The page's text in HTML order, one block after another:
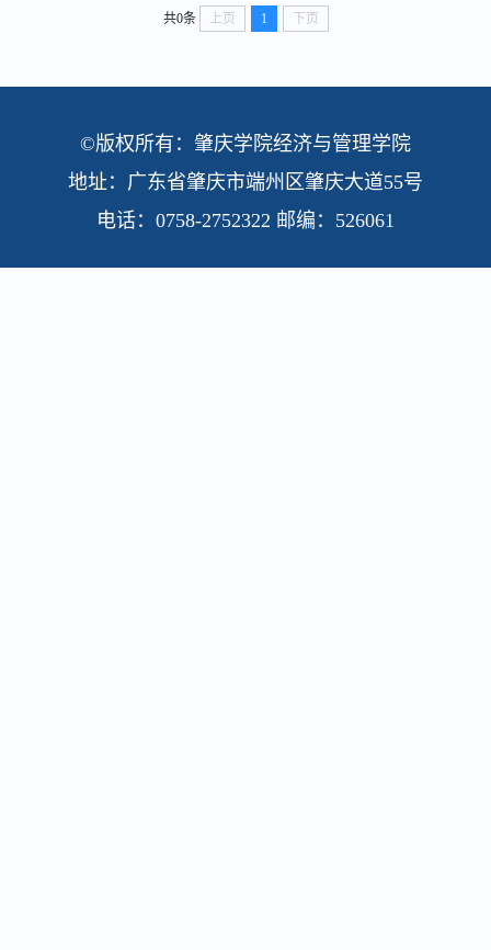
共0条 上页 1 下页
©版权所有：肇庆学院经济与管理学院
地址：广东省肇庆市端州区肇庆大道55号
电话：0758-2752322 邮编：526061